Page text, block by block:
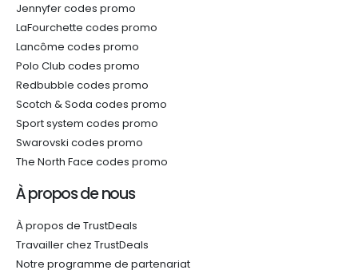
Jennyfer codes promo
LaFourchette codes promo
Lancôme codes promo
Polo Club codes promo
Redbubble codes promo
Scotch & Soda codes promo
Sport system codes promo
Swarovski codes promo
The North Face codes promo
À propos de nous
À propos de TrustDeals
Travailler chez TrustDeals
Notre programme de partenariat